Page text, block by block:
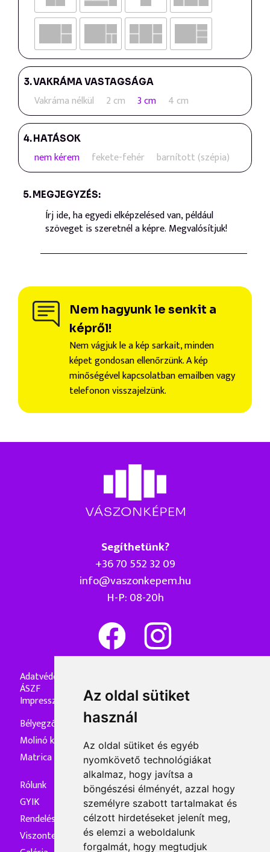
Az oldal sütiket
használ
Az oldal sütiket és egyéb
nyomkövető technológiákat
alkalmaz, hogy javítsa a
böngészési élményét, azzal hogy
személyre szabott tartalmakat és
célzott hirdetéseket jelenít meg,
és elemzi a weboldalunk
forgalmát, hogy megtudjuk
3.VAKRÁMA VASTAGSÁGA
Vakráma nélkül 2 cm 3 cm 4 cm
4. HATÁSOK
nem kérem fekete-fehér barnított (szépia)
5. MEGJEGYZÉS:
Nem hagyunk le senkit a
képről!
Nem vágjuk le a kép sarkait, minden
képet gondosan ellenőrzünk. A kép
minőségével kapcsolatban emailben vagy
telefonon visszajelzünk.
Segíthetünk?
+36 70 552 32 09
info@vaszonkepem.hu
H-P: 08-20h
Rólunk
GYIK
Rendelés és kiszállítás
Viszonteladóknak
Bélyegzőkészítés
Molinó készítés
Matrica készítés
Adatvédelmi nyilatkozat
ÁSZF
Impresszum